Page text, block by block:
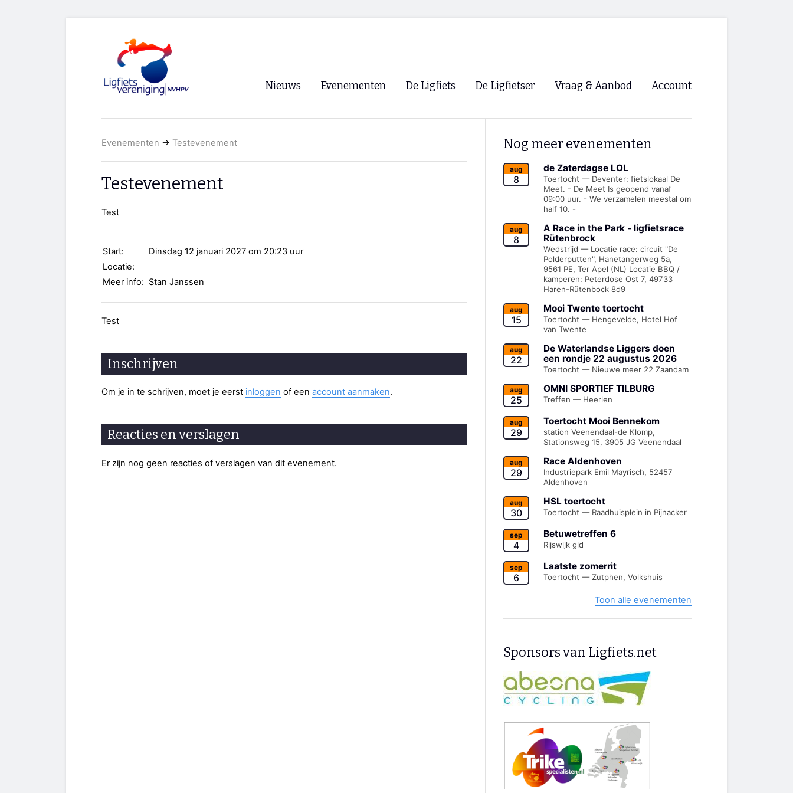
Nieuws Evenementen
WK Ligfietsen 2026
De Ligfiets De Ligfietser
Ligfietsvereninging NVHPV
Lokale Fietsverenigingen
EHPVA & EuSupino 🡺
Forum ligfietsers.nl 🡺
Vraag & Aanbod Account
Registreren
Evenementen → Testevenement
Testevenement
Test
Start:
Dinsdag 12 januari 2027 om 20:23 uur
Locatie:
Meer info: Stan Janssen
Test
Inschrijven
Om je in te schrijven, moet je eerst inloggen of een account aanmaken.
Reacties en verslagen
Er zijn nog geen reacties of verslagen van dit evenement.
Nog meer evenementen
aug
8
de Zaterdagse LOL
Toertocht — Deventer: fietslokaal De
Meet. - De Meet Is geopend vanaf
09:00 uur. - We verzamelen meestal om
half 10. -
aug
8
A Race in the Park - ligfietsrace
Rütenbrock
Wedstrijd — Locatie race: circuit "De
Polderputten", Hanetangerweg 5a,
9561 PE, Ter Apel (NL) Locatie BBQ /
kamperen: Peterdose Ost 7, 49733
Haren-Rütenbock 8d9
aug
15
Mooi Twente toertocht
Toertocht — Hengevelde, Hotel Hof
van Twente
aug
22
De Waterlandse Liggers doen
een rondje 22 augustus 2026
Toertocht — Nieuwe meer 22 Zaandam
aug
25
OMNI SPORTIEF TILBURG
Treffen — Heerlen
aug
29
Toertocht Mooi Bennekom
station Veenendaal-de Klomp,
Stationsweg 15, 3905 JG Veenendaal
aug
29
Race Aldenhoven
Industriepark Emil Mayrisch, 52457
Aldenhoven
aug
30
HSL toertocht
Toertocht — Raadhuisplein in Pijnacker
sep
4
Betuwetreffen 6
Rijswijk gld
sep
6
Laatste zomerrit
Toertocht — Zutphen, Volkshuis
Toon alle evenementen
Sponsors van Ligfiets.net